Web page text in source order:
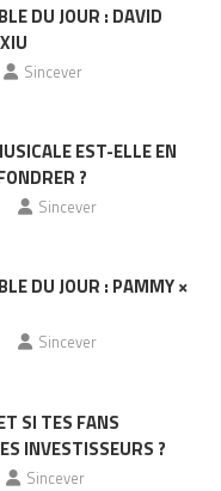
DU JOUR : DAVID
Sincever
EST-ELLE EN
?
Sincever
DU JOUR : PAMMY ×
Sincever
SI TES FANS
INVESTISSEURS ?
Sincever